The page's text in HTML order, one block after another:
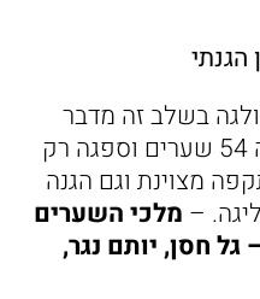
הגנתי
בשלב זה מדבר
בעד עצמו: הקבוצה כבשה 54 שערים וספגה רק
מצוינת וגם הגנה
– מלכי השערים
גל חסן, יותם נגר,